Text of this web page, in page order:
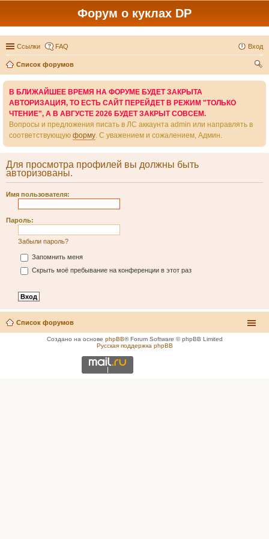
Форум о куклах DP
Ссылки FAQ Вход
Список форумов
В БЛИЖАЙШЕЕ ВРЕМЯ НА ФОРУМЕ БУДЕТ ЗАКРЫТА
АВТОРИЗАЦИЯ, ТО ЕСТЬ САЙТ ПЕРЕЙДЕТ В РЕЖИМ "ТОЛЬКО
ЧТЕНИЕ", А В АВГУСТЕ 2026 БУДЕТ ЗАКРЫТ СОВСЕМ.
Вопросы и предложения писать в ЛС аккаунта admin или направлять в
соответствующую форму. С уважением и сожалением, Админ.
Для просмотра профилей вы должны быть
авторизованы.
Имя пользователя:
Пароль:
Забыли пароль?
Запомнить меня
Скрыть моё пребывание на конференции в этот раз
Список форумов
Создано на основе phpBB® Forum Software © phpBB Limited
Русская поддержка phpBB